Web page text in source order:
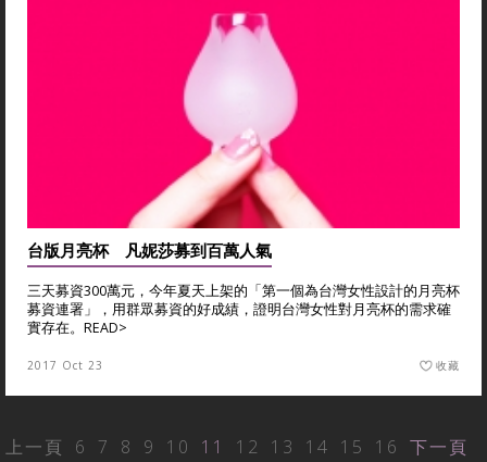
台版月亮杯 凡妮莎募到百萬人氣
三天募資300萬元，今年夏天上架的「第一個為台灣女性設計的月亮杯
募資連署」，用群眾募資的好成績，證明台灣女性對月亮杯的需求確
實存在。 READ>
2017 Oct 23 收藏
上一頁 6 7 8 9 10 11 12 13 14 15 16 下一頁